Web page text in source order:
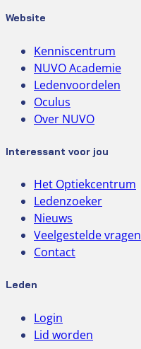
Website
Kenniscentrum
NUVO Academie
Ledenvoordelen
Oculus
Over NUVO
Interessant voor jou
Het Optiekcentrum
Ledenzoeker
Nieuws
Veelgestelde vragen
Contact
Leden
Login
Lid worden